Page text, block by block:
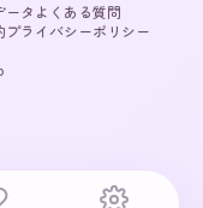
ータ よくある質問
プライバシーポリシー